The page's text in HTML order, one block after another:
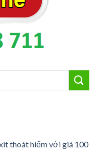
thoát hiểm với giá 100